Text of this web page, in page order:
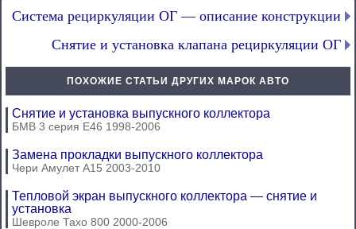
Система рециркуляции ОГ — описание конструкции
Снятие и установка клапана рециркуляции ОГ
ПОХОЖИЕ СТАТЬИ ДРУГИХ МАРОК АВТО
Снятие и установка выпускного коллектора
БМВ 3 серия Е46 1998-2006
Замена прокладки выпускного коллектора
Чери Амулет А15 2003-2010
Тепловой экран выпускного коллектора — снятие и
установка
Шевроле Тахо 800 2000-2006